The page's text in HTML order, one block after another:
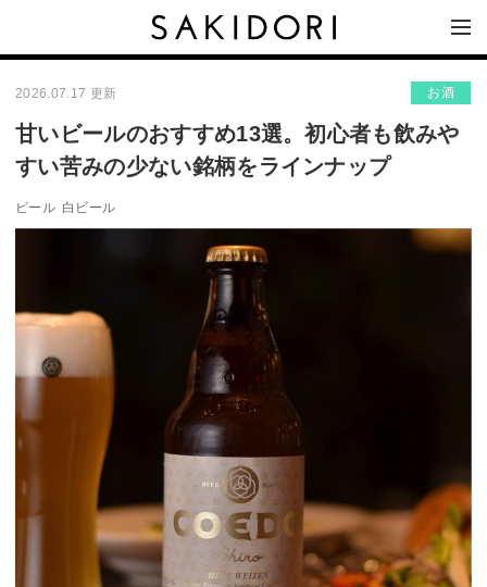
2026.07.17 更新 お酒
甘いビールのおすすめ13選。初心者も飲みや
すい苦みの少ない銘柄をラインナップ
ビール 白ビール